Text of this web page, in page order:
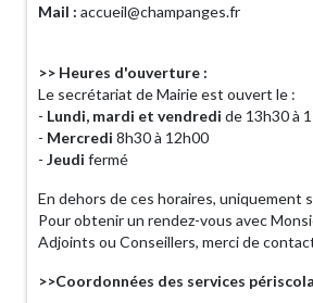
Mail : accueil@champanges.fr
>> Heures d'ouverture :
Le secrétariat de Mairie est ouvert le :
- Lundi, mardi et vendredi de 13h30 à
- Mercredi 8h30 à 12h00
- Jeudi fermé
En dehors de ces horaires, uniquement
Pour obtenir un rendez-vous avec
Adjoints ou Conseillers, merci de
>>Coordonnées des services